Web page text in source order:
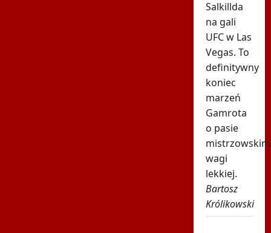
Salkillda
na gali
UFC w Las
Vegas. To
definitywny
koniec
marzeń
Gamrota
o pasie
mistrzowskim
wagi
lekkiej.
Bartosz
Królikowski